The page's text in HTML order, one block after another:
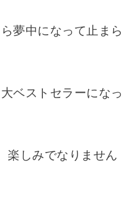
夢中になって止まら
ベストセラーになっ
楽しみでなりません